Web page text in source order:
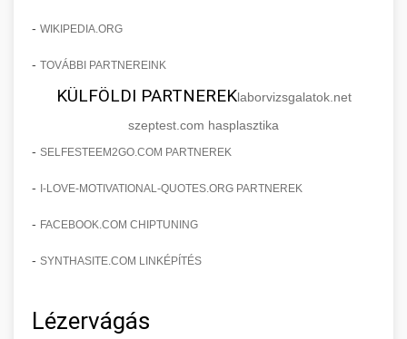
- WIKIPEDIA.ORG
- TOVÁBBI PARTNEREINK
KÜLFÖLDI PARTNEREKlaborvizsgalatok.net
szeptest.com hasplasztika
- SELFESTEEM2GO.COM PARTNEREK
- I-LOVE-MOTIVATIONAL-QUOTES.ORG PARTNEREK
- FACEBOOK.COM CHIPTUNING
- SYNTHASITE.COM LINKÉPÍTÉS
Lézervágás